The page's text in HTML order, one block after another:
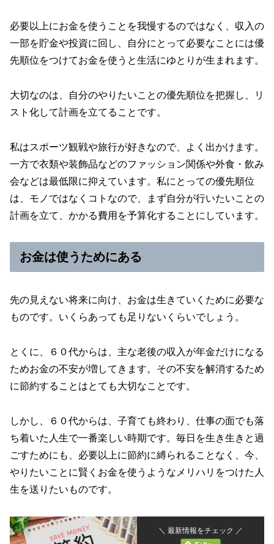
必要以上にお金を使うことを我慢するのではなく、収入の
一部を貯金や投資に回し、自分にとって必要なことには優
先順位をつけてお金を使うと生活にゆとりが生まれます。
大切なのは、自分のやりたいことの優先順位を把握し、リ
スト化して計画を立てることです。
私はスポーツ観戦や旅行が好きなので、よく出かけます。
一方で衣類や装飾品などのファッション関係や外食・飲み
会などは最低限に抑えています。私にとっての優先順位
は、モノではなくコトなので、まず自分が行いたいことの
計画を立て、かかる費用を予算化することにしています。
お金は使うためにある
先の見えない将来に向け、お金は生きていくために必要な
ものです。いくらあっても足りないくらいでしょう。
とくに、６０代からは、主な老後の収入が年金だけになる
ためお金の不安が増してきます。その不安を解消するため
に節約することはとても大切なことです。
しかし、６０代からは、子育ても終わり、仕事の面でも落
ち着いた人生で一番楽しい時期です。毎日を生き生きと過
ごすためにも、必要以上に節約に縛られることなく、今、
やりたいことに賢くお金を使うようなメリハリをつけた人
生を送りたいものです。
＼ 最新情報をチェック ／